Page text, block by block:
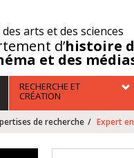
des arts et des sciences
d’histoire
et des
RECHERCHE ET
CRÉATION
de recherche Expert